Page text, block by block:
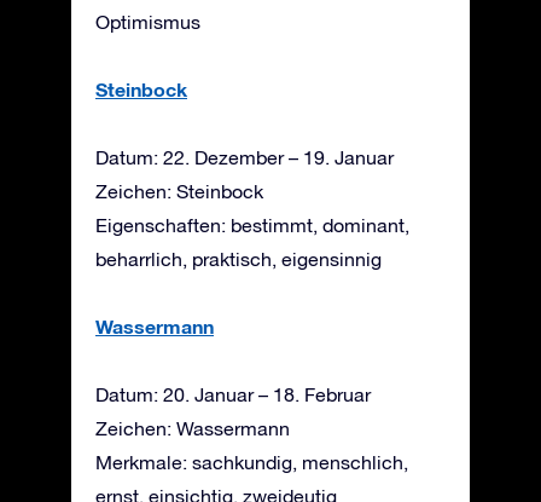
Optimismus
Steinbock
Datum: 22. Dezember – 19. Januar
Zeichen: Steinbock
Eigenschaften: bestimmt, dominant,
beharrlich, praktisch, eigensinnig
Wassermann
Datum: 20. Januar – 18. Februar
Zeichen: Wassermann
Merkmale: sachkundig, menschlich,
ernst, einsichtig, zweideutig